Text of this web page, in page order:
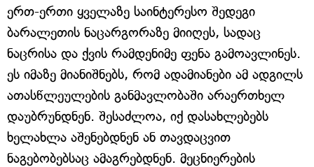
ერთ-ერთი ყველაზე საინტერესო შედეგი
ბარალეთის ნაცარგორაზე მიიღეს, სადაც
ნაცრისა და ქვის რამდენიმე ფენა გამოავლინეს.
ეს იმაზე მიანიშნებს, რომ ადამიანები ამ ადგილს
ათასწლეულების განმავლობაში არაერთხელ
დაუბრუნდნენ. შესაძლოა, იქ დასახლებებს
ხელახლა აშენებდნენ ან თავდაცვით
ნაგებობებსაც ამაგრებდნენ. მეცნიერების